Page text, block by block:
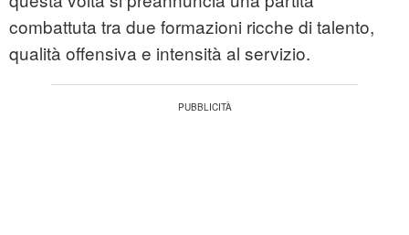
combattuta tra due formazioni ricche di talento,
qualità offensiva e intensità al servizio.